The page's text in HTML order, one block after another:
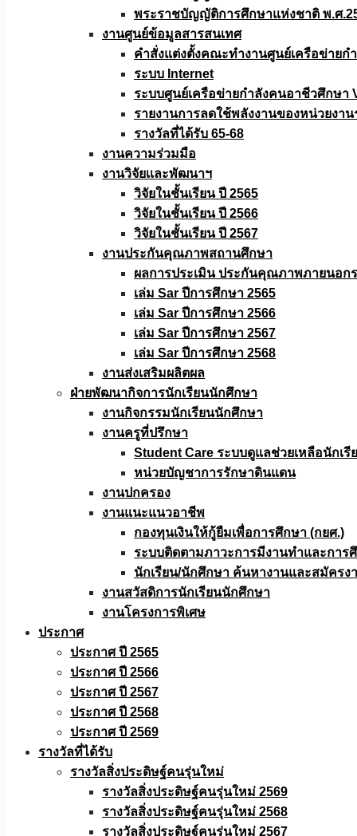
พระราชบัญญัติการศึกษาแห่งชาติ พ.ศ
งานศูนย์ข้อมูลสารสนเทศ
คำสั่งแต่งตั้งคณะทำงานศูนย์เครือข่าย
ระบบ Internet
ระบบศูนย์เครือข่ายกำลังคนอาชีวศึกษา
รายงานการลดใช้พลังงานของหน่วยงา
รางวัลที่ได้รับ 65-68
งานความร่วมมือ
งานวิจัยเเละพัฒนาฯ
วิจัยในชั้นเรียน ปี 2565
วิจัยในชั้นเรียน ปี 2566
วิจัยในชั้นเรียน ปี 2567
งานประกันคุณภาพสถานศึกษา
ผลการประเมิน ประกันคุณภาพภายนอก
เล่ม Sar ปีการศึกษา 2565
เล่ม Sar ปีการศึกษา 2566
เล่ม Sar ปีการศึกษา 2567
เล่ม Sar ปีการศึกษา 2568
งานส่งเสริมผลิตผล
ฝ่ายพัฒนากิจการนักเรียนนักศึกษา
งานกิจกรรมนักเรียนนักศึกษา
งานครูที่ปรึกษา
Student Care ระบบดูแลช่วยเหลือนักเรี
หน่วยบัญชาการรักษาดินแดน
งานปกครอง
งานแนะแนวอาชีพ
กองทุนเงินให้กู้ยืมเพื่อการศึกษา (กยศ.)
ระบบติดตามภาวะการมีงานทำและการ
นักเรียน/นักศึกษา ค้นหางานและสมัครง
งานสวัสดิการนักเรียนนักศึกษา
งานโครงการพิเศษ
ประกาศ
ประกาศ ปี 2565
ประกาศ ปี 2566
ประกาศ ปี 2567
ประกาศ ปี 2568
ประกาศ ปี 2569
รางวัลที่ได้รับ
รางวัลสิ่งประดิษฐ์คนรุ่นใหม่
รางวัลสิ่งประดิษฐ์คนรุ่นใหม่ 2569
รางวัลสิ่งประดิษฐ์คนรุ่นใหม่ 2568
รางวัลสิ่งประดิษฐ์คนรุ่นใหม่ 2567